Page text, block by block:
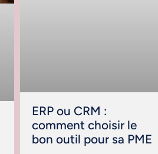
ERP ou CRM :
comment choisir le
bon outil pour sa PME